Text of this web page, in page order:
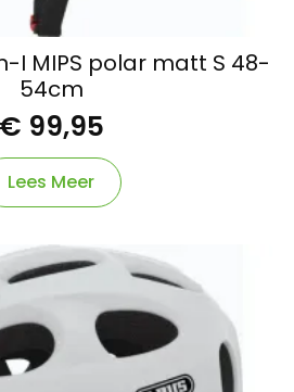
I MIPS polar matt S 48-
54cm
€ 99,95
Lees Meer